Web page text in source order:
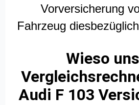
Vorversicherung
Fahrzeug
Wieso
Audi F 103